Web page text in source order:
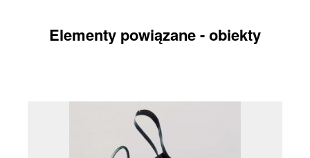
Elementy powiązane - obiekty